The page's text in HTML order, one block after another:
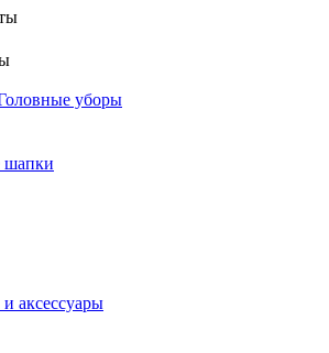
уборы
шапки
аксессуары